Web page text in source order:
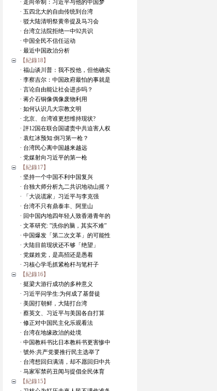
· 走向帝制：习近平与他的中国梦
· 五四北大的自由传统到台湾
· 驳大陆清明祭黄帝提及马习会
· 台湾立法院拒绝一中92共识
· 中国全民不信任运动
· 最近中国政治分析
【紀錄18】
· 福山谈川普：我不投他，但他确实
· 李察吉尔：中国政府最怕的事就是
· 言论自由能让社会进步吗？
· 蒋介石铜像偶像废物利用
· 如何认识几大宗教文明
· 北京、台湾谁更想维持现状?
· 評12国在联合国谴责中共迫害人权
· 袁红冰预知:倒习第一枪？
· 台湾民心离中国越来越远
· 党媒射向习近平的第一枪
【紀錄17】
· 坚持一个中国不利中国复兴
· 台独大师分析九二共识地动山摇？
· 「大说谎家」习近平与李克强
· 台湾不只有鼎泰丰、阿里山
· 回中国内地四年轻人致香港青年的
· 文革研究: ”洗你的脑，其实不难”
· 中国爆发「第二次文革」的可能性
· 大陆目前现状还不够「绝望」
· 党媒姓党，是高招还是愚着
· 习核心学毛抓紧枪杆与笔杆子
【紀錄16】
· 挺梁大游行成功的多种意义
· 习近平问学生:为何成了基督徒
· 美国打朝鲜，大陆打台湾
· 蔡英文、习近平与美国各自打算
· 修正对中国民主化乐观看法
· 台湾在地缘政治的处境
· 中国教科书比日本教科书更害惨中
· 號外:共产党要推行民主选举了
· 台湾想回归满清，却不愿回归中共
· 马家军禁药丑闻与提倡全民体育
【紀錄15】